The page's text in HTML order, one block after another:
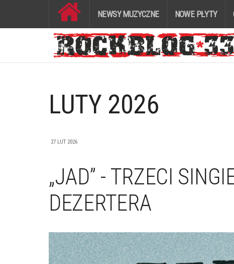
NEWSY MUZYCZNE NOWE PŁYTY
LUTY 2026
27 LUT 2026
„JAD” - TRZECI
DEZERTERA